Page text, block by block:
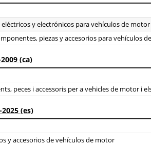
y electrónicos para vehículos de motor
piezas y accesorios para vehículos
2009 (ca)
peces i accessoris per a vehicles de motor i
2025 (es)
y accesorios de vehículos de motor